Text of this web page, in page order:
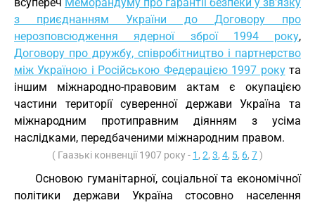
з приєднанням України до Договору про
нерозповсюдження ядерної зброї 1994 року,
Договору про дружбу, співробітництво і партнерство
між Україною і Російською Федерацією 1997 рокута
іншим міжнародно-правовим актам є окупацією
частини території суверенної держави Україна та
міжнародним протиправним діянням з усіма
наслідками, передбаченими міжнародним правом.
( Гаазькі конвенції 1907 року - 1 , 2, 3, 4, 5, 6, 7)
Основою гуманітарної, соціальної та економічної
політики держави Україна стосовно населення